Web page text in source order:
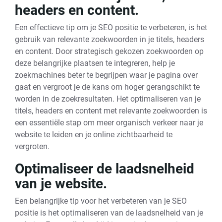
headers en content.
Een effectieve tip om je SEO positie te verbeteren, is het
gebruik van relevante zoekwoorden in je titels, headers
en content. Door strategisch gekozen zoekwoorden op
deze belangrijke plaatsen te integreren, help je
zoekmachines beter te begrijpen waar je pagina over
gaat en vergroot je de kans om hoger gerangschikt te
worden in de zoekresultaten. Het optimaliseren van je
titels, headers en content met relevante zoekwoorden is
een essentiële stap om meer organisch verkeer naar je
website te leiden en je online zichtbaarheid te
vergroten.
Optimaliseer de laadsnelheid
van je website.
Een belangrijke tip voor het verbeteren van je SEO
positie is het optimaliseren van de laadsnelheid van je